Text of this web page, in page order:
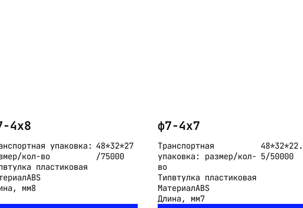
4x8
упаковка:
кол-во
48*32*27
/75000
втулка пластиковая
ABS
мм8
ф7-4x7
Транспортная
упаковка: размер/кол-
во
48*32*22.
5/50000
Типвтулка пластиковая
МатериалABS
Длина, мм7